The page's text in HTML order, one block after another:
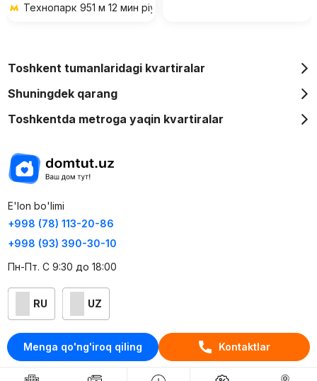
Menga qo'ng'iroq qiling Kontaktlar
Технопарк 951 м 12 мин piyoda
Toshkent tumanlaridagi kvartiralar
Shuningdek qarang
Toshkentda metroga yaqin kvartiralar
E'lon bo'limi
+998 (78) 113-20-86
+998 (93) 390-30-10
Пн-Пт. С 9:30 до 18:00
RU UZ
Kontaktlar